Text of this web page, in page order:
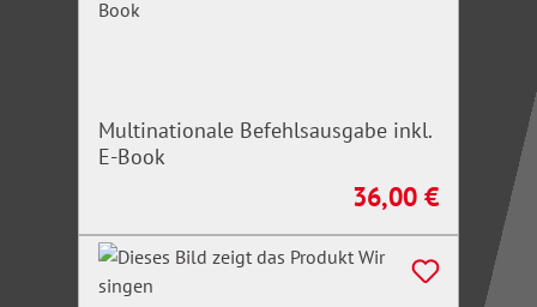
Multinationale Befehlsausgabe inkl.
E-Book
Regulärer Preis:
36,00 €